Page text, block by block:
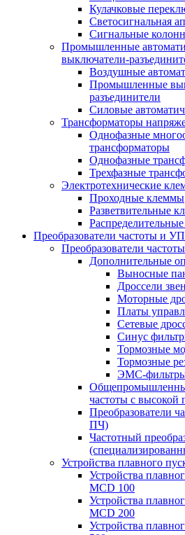
Кулачковые
Светосигнальная
Сигнальные
Промышленные
выключатели-
Воздушные
Промышленные
разъединители
Силовые
Трансформаторы
Однофазные
трансформаторы
Однофазные
Трехфазные
Электротехнические
Проходные клеммы
Разветвительные
Преобразователи частоты и
Преобразователи частоты
Дополнительные
Выносные
Дроссели
Моторные
Платы
Сетевые
Синус
Тормозные
Тормозные
ЭМС-
частоты с высокой
Преобразователи
ПЧ)
Частотный
Устройства плавного
Устройства
MCD 100
Устройства
MCD 200
Устройства